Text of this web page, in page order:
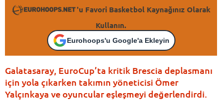
'u Favori Basketbol Kaynağınız Olarak
Kullanın.
Eurohoops'u Google'a Ekleyin
Galatasaray, EuroCup’ta kritik Brescia deplasmanı
için yola çıkarken takımın yöneticisi Ömer
Yalçınkaya ve oyuncular eşleşmeyi değerlendirdi.